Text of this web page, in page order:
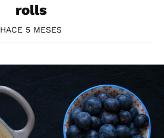
rolls
HACE 5 MESES